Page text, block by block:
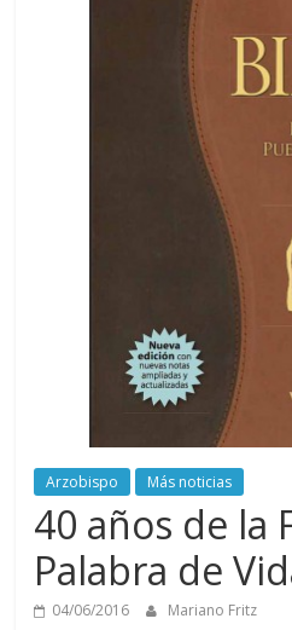
Arzobispo Más noticias
40 años de la
Palabra de
04/06/2016 Mariano Fritz